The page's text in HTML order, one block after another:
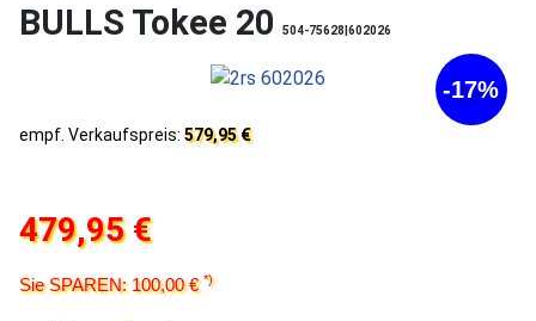
BULLS Tokee 20 504-75628|602026
-17%
empf. Verkaufspreis: 579,95 €
479,95 €
Sie SPAREN: 100,00 €*)